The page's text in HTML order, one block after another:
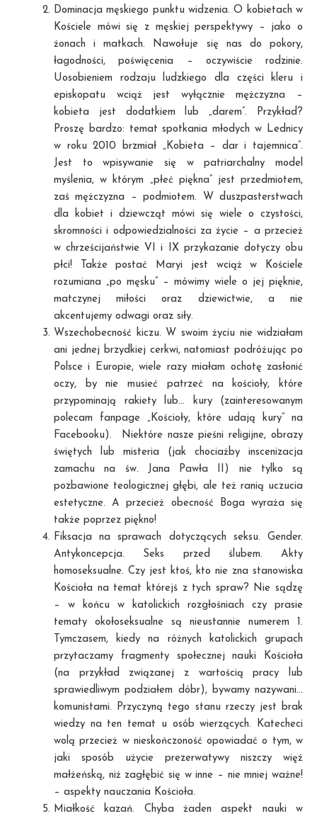
Dominacja męskiego punktu widzenia. O kobietach w
Kościele mówi się z męskiej perspektywy – jako o
żonach i matkach. Nawołuje się nas do pokory,
łagodności, poświęcenia – oczywiście rodzinie.
Uosobieniem rodzaju ludzkiego dla części kleru i
episkopatu wciąż jest wyłącznie mężczyzna –
kobieta jest dodatkiem lub „darem”. Przykład?
Proszę bardzo: temat spotkania młodych w Lednicy
w roku 2010 brzmiał „Kobieta – dar i tajemnica”.
Jest to wpisywanie się w patriarchalny model
myślenia, w którym „płeć piękna” jest przedmiotem,
zaś mężczyzna – podmiotem. W duszpasterstwach
dla kobiet i dziewcząt mówi się wiele o czystości,
skromności i odpowiedzialności za życie – a przecież
w chrześcijaństwie VI i IX przykazanie dotyczy obu
płci! Także postać Maryi jest wciąż w Kościele
rozumiana „po męsku” – mówimy wiele o jej pięknie,
matczynej miłości oraz dziewictwie, a nie
akcentujemy odwagi oraz siły.
Wszechobecność kiczu. W swoim życiu nie widziałam
ani jednej brzydkiej cerkwi, natomiast podróżując po
Polsce i Europie, wiele razy miałam ochotę zasłonić
oczy, by nie musieć patrzeć na kościoły, które
przypominają rakiety lub… kury (zainteresowanym
polecam fanpage „Kościoły, które udają kury” na
Facebooku). Niektóre nasze pieśni religijne, obrazy
świętych lub misteria (jak chociażby inscenizacja
zamachu na św. Jana Pawła II) nie tylko są
pozbawione teologicznej głębi, ale też ranią uczucia
estetyczne. A przecież obecność Boga wyraża się
także poprzez piękno!
Fiksacja na sprawach dotyczących seksu. Gender.
Antykoncepcja. Seks przed ślubem. Akty
homoseksualne. Czy jest ktoś, kto nie zna stanowiska
Kościoła na temat którejś z tych spraw? Nie sądzę
– w końcu w katolickich rozgłośniach czy prasie
tematy okołoseksualne są nieustannie numerem 1.
Tymczasem, kiedy na różnych katolickich grupach
przytaczamy fragmenty społecznej nauki Kościoła
(na przykład związanej z wartością pracy lub
sprawiedliwym podziałem dóbr), bywamy nazywani…
komunistami. Przyczyną tego stanu rzeczy jest brak
wiedzy na ten temat u osób wierzących. Katecheci
wolą przecież w nieskończoność opowiadać o tym, w
jaki sposób użycie prezerwatywy niszczy więź
małżeńską, niż zagłębić się w inne – nie mniej ważne!
– aspekty nauczania Kościoła.
Miałkość kazań. Chyba żaden aspekt nauki w